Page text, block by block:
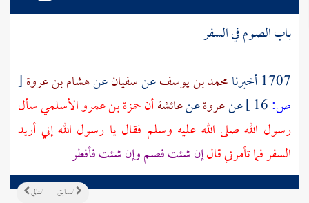
باب الصوم في السفر
1707 أخبرنا
محمد بن يوسفعنسفيانعنهشام بن عروة[
ص:
عنعروةعنعائشةأنحمزة بن عمرو الأسلميسأل
رسول الله صلى الله عليه وسلم فقال يا رسول الله إني أريد
السفر فما تأمرني قالإن شئت فصم وإن شئت فأفطر
التالي السابق